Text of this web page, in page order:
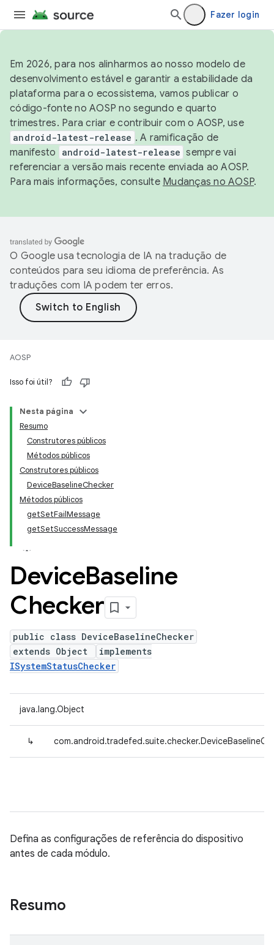
Fazer login
Em 2026, para nos alinharmos ao nosso modelo de
desenvolvimento estável e garantir a estabilidade da
plataforma para o ecossistema, vamos publicar o
código-fonte no AOSP no segundo e quarto
trimestres. Para criar e contribuir com o AOSP, use
android-latest-release . A ramificação de
manifesto
android-latest-release sempre vai
referenciar a versão mais recente enviada ao AOSP.
Para mais informações, consulte Mudanças no AOSP.
O Google usa tecnologia de IA na tradução de
conteúdos para seu idioma de preferência. As
traduções com IA podem ter erros.
AOSP
Isso foi útil?
Nesta página
Resumo
Construtores públicos
Métodos públicos
Construtores públicos
DeviceBaselineChecker
Métodos públicos
getSetFailMessage
getSetSuccessMessage
DeviceBaseline
Checker
public class DeviceBaselineChecker
extends Object
implements
ISystemStatusChecker
java.lang.Object
↳
Defina as configurações de referência do dispositivo
antes de cada módulo.
Resumo